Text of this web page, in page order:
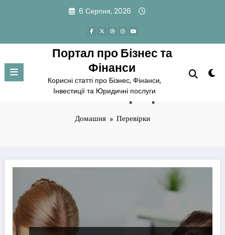
6 Серпня, 2026
Портал про Бізнес та
Фінанси
Корисні статті про Бізнес, Фінанси,
Інвестиції та Юридичні послуги
Позначка: Перевірки
Домашня Перевірки